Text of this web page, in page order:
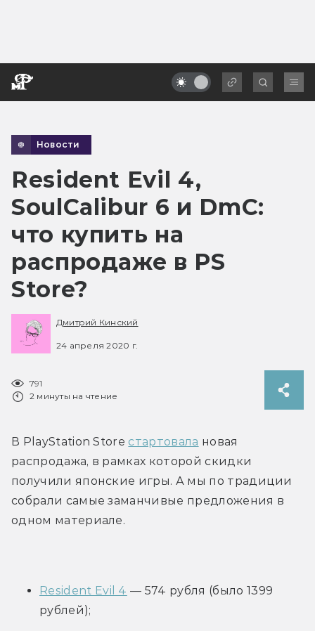
Новости
Resident Evil 4,
SoulCalibur 6 и DmC:
что купить на
распродаже в PS
Store?
Дмитрий Кинский
24 апреля 2020 г.
791
2 минуты на чтение
В PlayStation Store стартовала новая
распродажа, в рамках которой скидки
получили японские игры. А мы по традиции
собрали самые заманчивые предложения в
одном материале.
Resident Evil 4 — 574 рубля (было 1399
рублей);